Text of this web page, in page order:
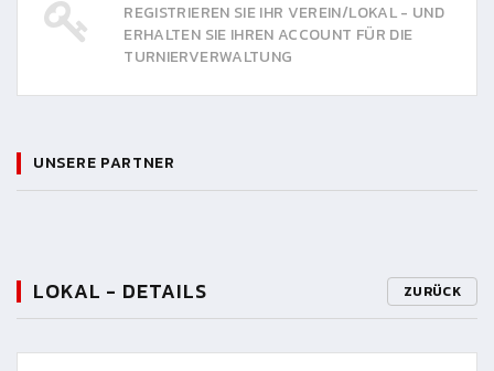
REGISTRIEREN SIE IHR VEREIN/LOKAL - UND
ERHALTEN SIE IHREN ACCOUNT FÜR DIE
TURNIERVERWALTUNG
UNSERE PARTNER
LOKAL - DETAILS ZURÜCK